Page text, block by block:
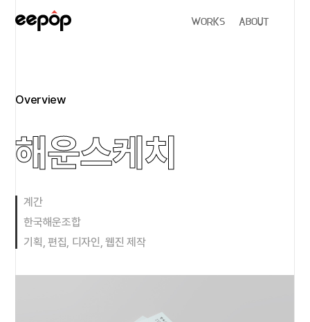
WORKS ABOUT
Overview
해운스케치
계간
한국해운조합
기획, 편집, 디자인, 웹진 제작